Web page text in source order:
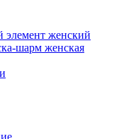
элемент женcкий
шарм женская